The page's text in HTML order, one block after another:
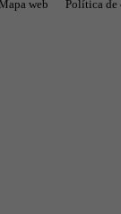
web Política de